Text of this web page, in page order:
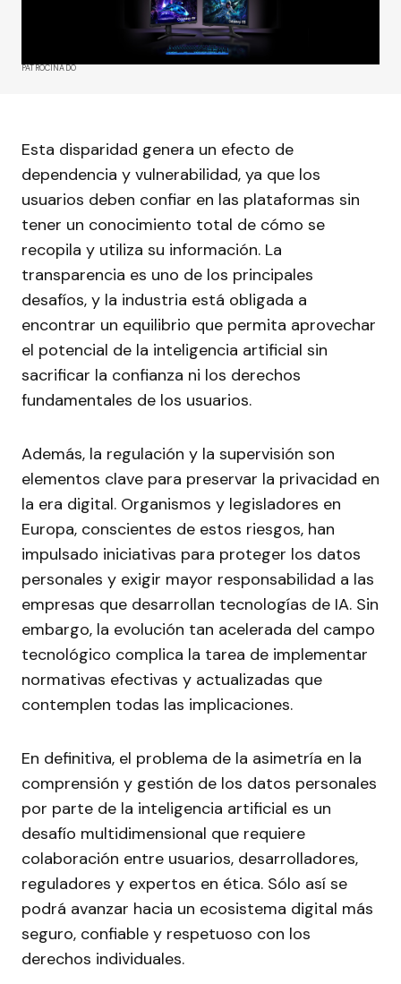
PATROCINADO
Esta disparidad genera un efecto de
dependencia y vulnerabilidad, ya que los
usuarios deben confiar en las plataformas sin
tener un conocimiento total de cómo se
recopila y utiliza su información. La
transparencia es uno de los principales
desafíos, y la industria está obligada a
encontrar un equilibrio que permita aprovechar
el potencial de la inteligencia artificial sin
sacrificar la confianza ni los derechos
fundamentales de los usuarios.
Además, la regulación y la supervisión son
elementos clave para preservar la privacidad en
la era digital. Organismos y legisladores en
Europa, conscientes de estos riesgos, han
impulsado iniciativas para proteger los datos
personales y exigir mayor responsabilidad a las
empresas que desarrollan tecnologías de IA. Sin
embargo, la evolución tan acelerada del campo
tecnológico complica la tarea de implementar
normativas efectivas y actualizadas que
contemplen todas las implicaciones.
En definitiva, el problema de la asimetría en la
comprensión y gestión de los datos personales
por parte de la inteligencia artificial es un
desafío multidimensional que requiere
colaboración entre usuarios, desarrolladores,
reguladores y expertos en ética. Sólo así se
podrá avanzar hacia un ecosistema digital más
seguro, confiable y respetuoso con los
derechos individuales.